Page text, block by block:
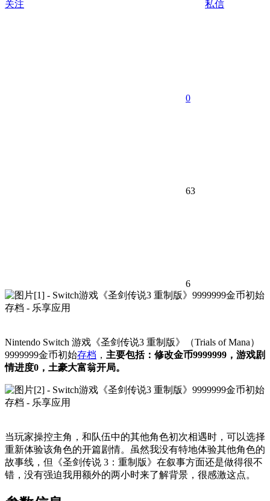
关注 私信
0
63
6
Nintendo Switch 游戏《圣剑传说3 重制版》（Trials of Mana）
9999999金币初始存档 ， 主要包括：修改金币9999999，游戏剧
情进度0，土豪大富翁开局。
当玩家操控主角，和队伍中的其他角色初次相遇时，可以选择
重新体验该角色的开篇剧情。虽然我没有特地体验其他角色的
故事线，但《圣剑传说 3：重制版》在叙事方面还是做得很不
错，没有强迫我用额外的两小时来了解背景，很感激这点。